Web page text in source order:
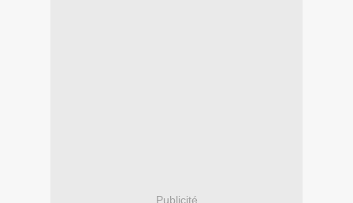
Publicité